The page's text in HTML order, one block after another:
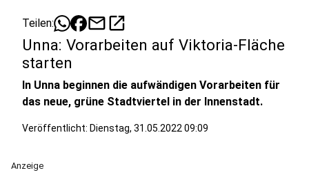
Teilen: mailopen_in_new
Unna: Vorarbeiten auf Viktoria-Fläche
starten
In Unna beginnen die aufwändigen Vorarbeiten für
das neue, grüne Stadtviertel in der Innenstadt.
Veröffentlicht: Dienstag, 31.05.2022 09:09
Anzeige